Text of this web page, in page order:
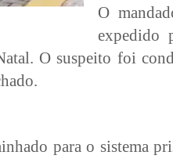
O
expedido
O suspeito foi
para o sistema